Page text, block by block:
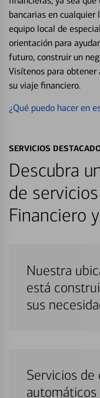
bancarias en cualquier
equipo local de
orientación para
futuro, construir un
Visítenos para obtener
su viaje financiero.
¿Qué puedo hacer en
SERVICIOS
Descubra
de
Financiero
Nuestra
está
sus
Servicios de
automáticos